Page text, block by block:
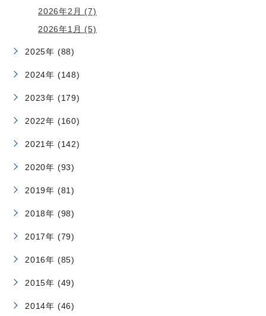
2026年2月 (7)
2026年1月 (5)
2025年 (88)
2024年 (148)
2023年 (179)
2022年 (160)
2021年 (142)
2020年 (93)
2019年 (81)
2018年 (98)
2017年 (79)
2016年 (85)
2015年 (49)
2014年 (46)